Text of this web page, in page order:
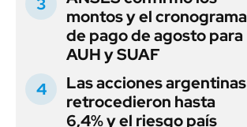
montos y el cronograma
de pago de agosto para
AUH y SUAF
Las acciones argentinas
retrocedieron hasta
6,4% y el riesgo país